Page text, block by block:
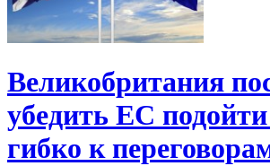
Великобритания
убедить ЕС подойти
гибко к